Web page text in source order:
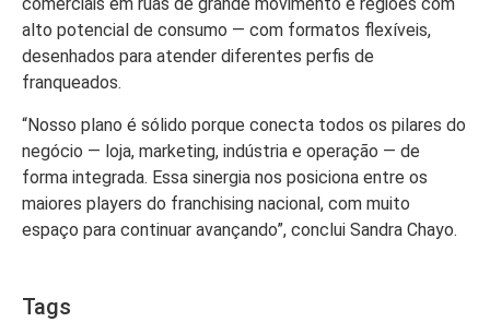
comerciais em ruas de grande movimento e regiões com
alto potencial de consumo — com formatos flexíveis,
desenhados para atender diferentes perfis de
franqueados.
“Nosso plano é sólido porque conecta todos os pilares do
negócio — loja, marketing, indústria e operação — de
forma integrada. Essa sinergia nos posiciona entre os
maiores players do franchising nacional, com muito
espaço para continuar avançando”, conclui Sandra Chayo.
Tags